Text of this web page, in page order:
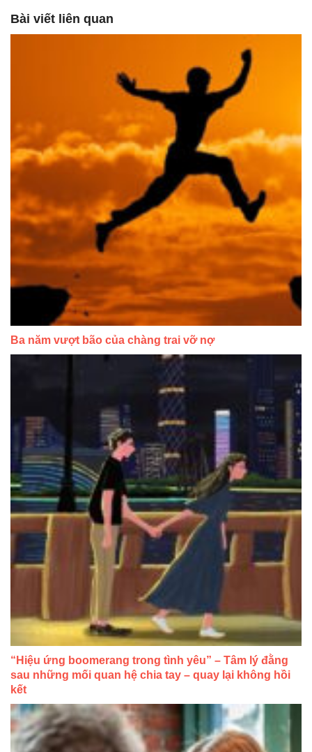
Bài viết liên quan
Ba năm vượt bão của chàng trai vỡ nợ
“Hiệu ứng boomerang trong tình yêu” – Tâm lý đằng
sau những mối quan hệ chia tay – quay lại không hồi
kết